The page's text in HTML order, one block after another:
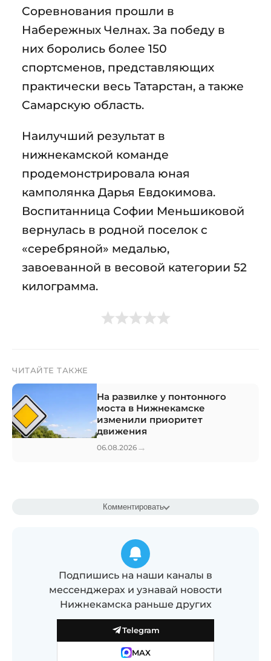
Соревнования прошли в
Набережных Челнах. За победу в
них боролись более 150
спортсменов, представляющих
практически весь Татарстан, а также
Самарскую область.
Наилучший результат в
нижнекамской команде
продемонстрировала юная
камполянка Дарья Евдокимова.
Воспитанница Софии Меньшиковой
вернулась в родной поселок с
«серебряной» медалью,
завоеванной в весовой категории 52
килограмма.
ЧИТАЙТЕ ТАКЖЕ
На развилке у понтонного
моста в Нижнекамске
изменили приоритет
движения
06.08.2026 →
Комментировать
Подпишись на наши каналы в
мессенджерах и узнавай новости
Нижнекамска раньше других
Telegram
MAX